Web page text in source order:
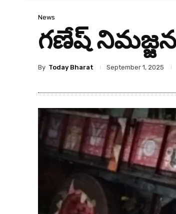
News
గణేష్
By Today Bharat September 1, 2025